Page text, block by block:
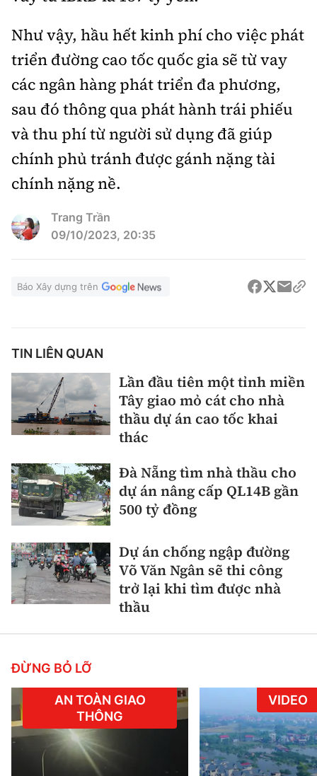
Như vậy, hầu hết kinh phí cho việc phát
triển đường cao tốc quốc gia sẽ từ vay
các ngân hàng phát triển đa phương,
sau đó thông qua phát hành trái phiếu
và thu phí từ người sử dụng đã giúp
chính phủ tránh được gánh nặng tài
chính nặng nề.
Trang Trần
09/10/2023, 20:35
Báo Xây dựng trên
TIN LIÊN QUAN
Lần đầu tiên một tỉnh miền
Tây giao mỏ cát cho nhà
thầu dự án cao tốc khai
thác
Đà Nẵng tìm nhà thầu cho
dự án nâng cấp QL14B gần
500 tỷ đồng
Dự án chống ngập đường
Võ Văn Ngân sẽ thi công
trở lại khi tìm được nhà
thầu
ĐỪNG BỎ LỠ
AN TOÀN GIAO
THÔNG
VIDEO